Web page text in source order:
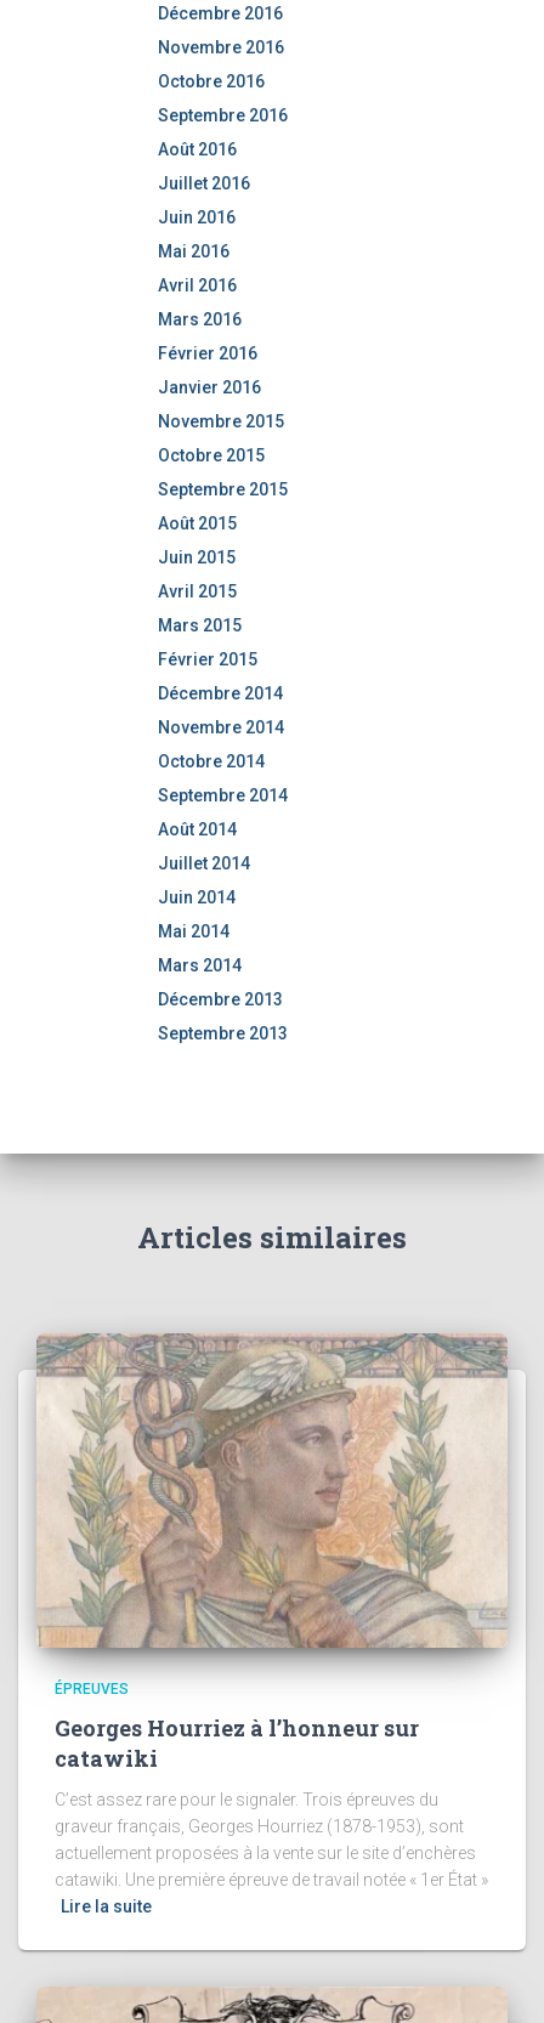
Décembre 2016
Novembre 2016
Octobre 2016
Septembre 2016
Août 2016
Juillet 2016
Juin 2016
Mai 2016
Avril 2016
Mars 2016
Février 2016
Janvier 2016
Novembre 2015
Octobre 2015
Septembre 2015
Août 2015
Juin 2015
Avril 2015
Mars 2015
Février 2015
Décembre 2014
Novembre 2014
Octobre 2014
Septembre 2014
Août 2014
Juillet 2014
Juin 2014
Mai 2014
Mars 2014
Décembre 2013
Septembre 2013
Articles similaires
ÉPREUVES
Georges Hourriez à l’honneur sur
catawiki
C’est assez rare pour le signaler. Trois épreuves du
graveur français, Georges Hourriez (1878-1953), sont
actuellement proposées à la vente sur le site d’enchères
catawiki. Une première épreuve de travail notée « 1er État »
Lire la suite